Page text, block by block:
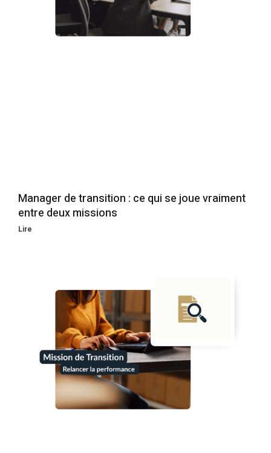
Manager de transition : ce qui se joue vraiment
entre deux missions
Lire